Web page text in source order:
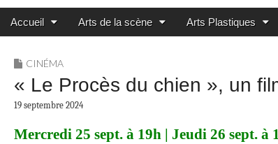
MADININ'ART
Main menu
Skip to content
Accueil Arts de la scène Arts Plastiques
CINÉMA
« Le Procès du chien », un
19 septembre 2024
Mercredi 25 sept. à 19h | Jeudi 26 sept. à